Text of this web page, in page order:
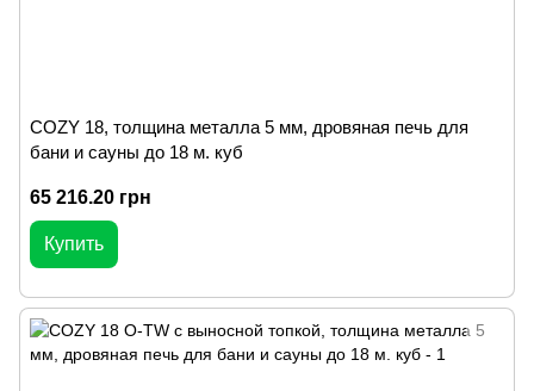
COZY 18, толщина металла 5 мм, дровяная печь для
бани и сауны до 18 м. куб
65 216.20 грн
Купить